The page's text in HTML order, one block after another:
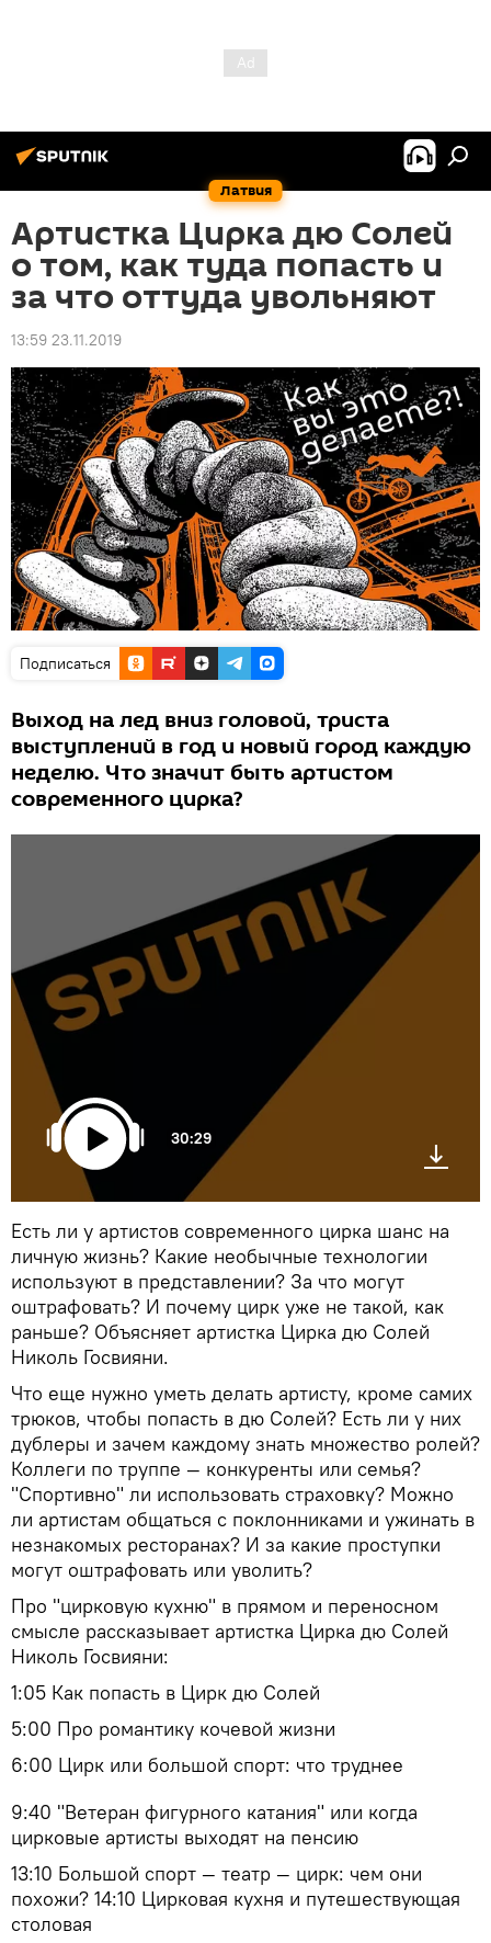
Латвия
Артистка Цирка дю Солей
о том, как туда попасть и
за что оттуда увольняют
13:59 23.11.2019
Подписаться
Выход на лед вниз головой, триста
выступлений в год и новый город каждую
неделю. Что значит быть артистом
современного цирка?
30:29
Есть ли у артистов современного цирка шанс на
личную жизнь? Какие необычные технологии
используют в представлении? За что могут
оштрафовать? И почему цирк уже не такой, как
раньше? Объясняет артистка Цирка дю Солей
Николь Госвияни.
Что еще нужно уметь делать артисту, кроме самих
трюков, чтобы попасть в дю Солей? Есть ли у них
дублеры и зачем каждому знать множество ролей?
Коллеги по труппе — конкуренты или семья?
"Спортивно" ли использовать страховку? Можно
ли артистам общаться с поклонниками и ужинать в
незнакомых ресторанах? И за какие проступки
могут оштрафовать или уволить?
Про "цирковую кухню" в прямом и переносном
смысле рассказывает артистка Цирка дю Солей
Николь Госвияни:
1:05 Как попасть в Цирк дю Солей
5:00 Про романтику кочевой жизни
6:00 Цирк или большой спорт: что труднее
9:40 "Ветеран фигурного катания" или когда
цирковые артисты выходят на пенсию
13:10 Большой спорт — театр — цирк: чем они
похожи? 14:10 Цирковая кухня и путешествующая
столовая